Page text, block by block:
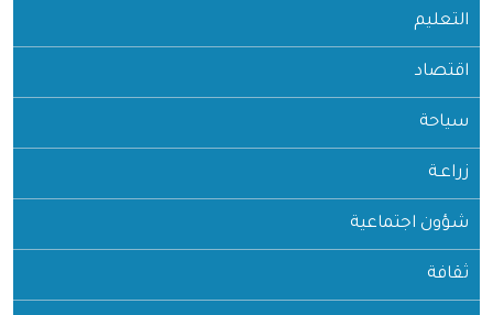
التعليم
اقتصاد
سياحة
زراعـة
شؤون اجتماعية
ثقافة